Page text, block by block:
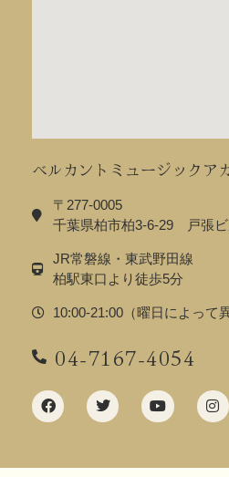
ベルカントミュージックア
〒277-0005
千葉県柏市柏3-6-29 戸張ビ
JR常磐線・東武野田線
柏駅東口より徒歩5分
10:00-21:00（曜日によって
04-7167-4054